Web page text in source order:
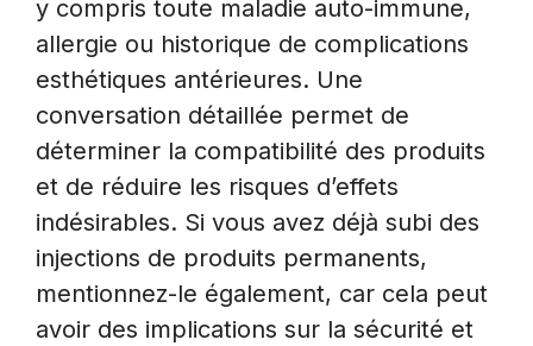
y compris toute maladie auto-immune,
allergie ou historique de complications
esthétiques antérieures. Une
conversation détaillée permet de
déterminer la compatibilité des produits
et de réduire les risques d’effets
indésirables. Si vous avez déjà subi des
injections de produits permanents,
mentionnez-le également, car cela peut
avoir des implications sur la sécurité et